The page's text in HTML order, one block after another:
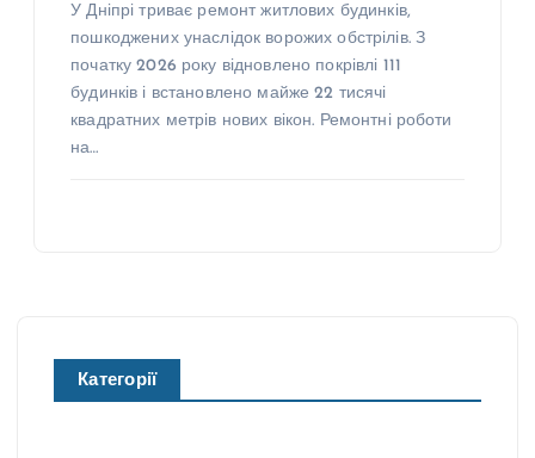
У Дніпрі триває ремонт житлових будинків,
пошкоджених унаслідок ворожих обстрілів. З
початку 2026 року відновлено покрівлі 111
будинків і встановлено майже 22 тисячі
квадратних метрів нових вікон. Ремонтні роботи
на…
Категорії